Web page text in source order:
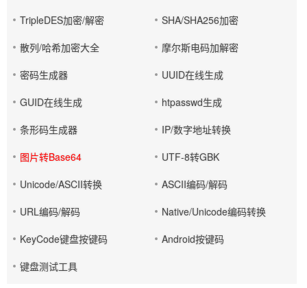
TripleDES加密/解密
SHA/SHA256加密
散列/哈希加密大全
摩尔斯电码加解密
密码生成器
UUID在线生成
GUID在线生成
htpasswd生成
条形码生成器
IP/数字地址转换
图片转Base64
UTF-8转GBK
Unicode/ASCII转换
ASCII编码/解码
URL编码/解码
Native/Unicode编码转换
KeyCode键盘按键码
Android按键码
键盘测试工具